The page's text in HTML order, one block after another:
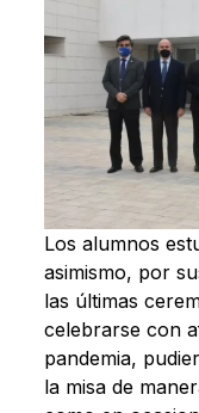
Los alumnos
asimismo, por
las últimas
celebrarse con
pandemia,
la misa de